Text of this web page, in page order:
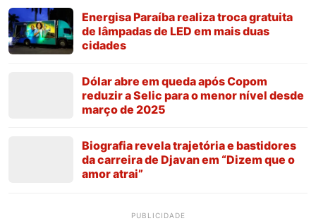
Energisa Paraíba realiza troca gratuita
de lâmpadas de LED em mais duas
cidades
Dólar abre em queda após Copom
reduzir a Selic para o menor nível desde
março de 2025
Biografia revela trajetória e bastidores
da carreira de Djavan em “Dizem que o
amor atrai”
PUBLICIDADE